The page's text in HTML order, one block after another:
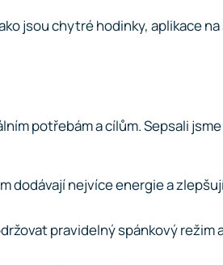
jsou chytré hodinky, aplikace
potřebám a cílům. Sepsali
dodávají nejvíce energie a
pravidelný spánkový režim